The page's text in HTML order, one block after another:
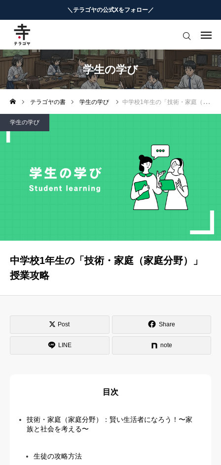
＼テラゴヤの公式Xをフォロー／
学生の学び
テラゴヤの書 学生の学び 中学校1年生の「技術・家庭（家庭分野）」授業攻略
学生の学び
中学校1年生の「技術・家庭（家庭分野）」
授業攻略
Post Share
LINE note
目次
技術・家庭（家庭分野）：賢い生活者になろう！〜家
族と社会を考える〜
生徒の攻略方法
はじめての方へ
教育ニュースまとめ
ヨミモノ・特集
マナビ・学習攻略
お役立ちリンク集
テラゴヤ週報
お知らせ
テラゴヤ週報